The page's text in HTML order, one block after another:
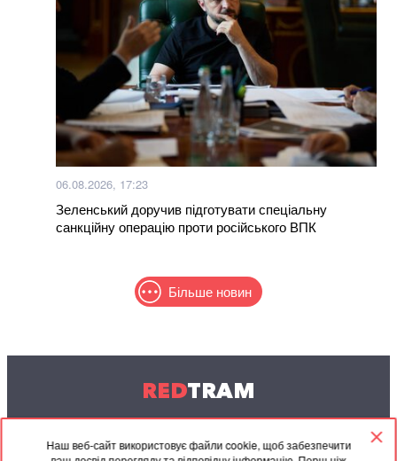
Наш веб-сайт використовує файли cookie, щоб забезпечити
06.08.2026, 17:23
Зеленський доручив підготувати спеціальну
санкційну операцію проти російського ВПК
Більше новин
REDTRAM
© 2004-2026 Redtram, Ltd.